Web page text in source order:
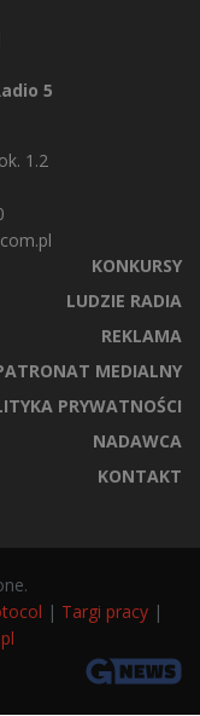
5
1.2
KONKURSY
LUDZIE RADIA
REKLAMA
MEDIALNY
PRYWATNOŚCI
NADAWCA
KONTAKT
| Targi pracy |